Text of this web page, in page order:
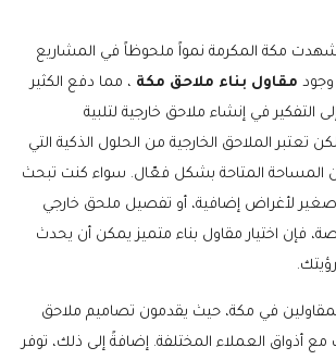
شهدت مكة المكرمة نمواً ملحوظاً في المشاريع
وجود مقاول بناء ملاحق مكة ، مما دفع الكثير
التفكير في إنشاء ملاحق خارجية لتلبية
تعتبر الملاحق الخارجية من الحلول الذكية التي
المساحة المتاحة بشكل فعّال. سواء كنت تبحث
لأغراض إضافية، أو تفصيل ملحق خارجي
فإن اختيار مقاول بناء متميز يمكن أن يحدث
في مكة، حيث يقدمون تصاميم ملاحق
مع أذواق العملاء المختلفة. إضافةً إلى ذلك، توفر